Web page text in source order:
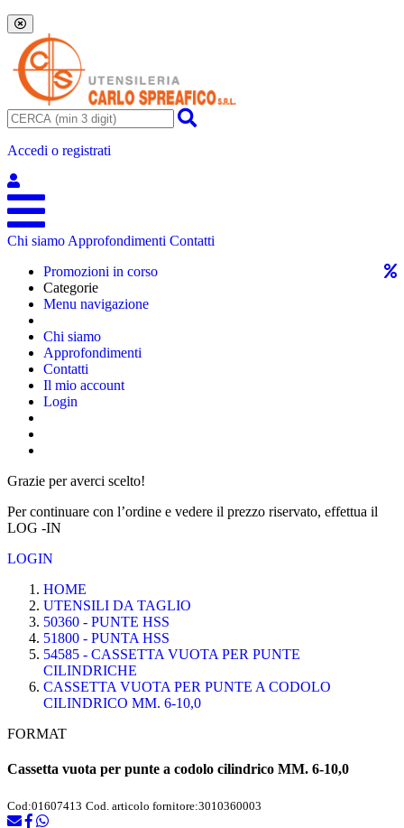
Accedi o registrati
Chi siamo Approfondimenti Contatti
Promozioni in corso
Categorie
Menu navigazione
Chi siamo
Approfondimenti
Contatti
Il mio account
Login
Grazie per averci scelto!
Per continuare con l’ordine e vedere il prezzo riservato, effettua il
LOG -IN
LOGIN
HOME
UTENSILI DA TAGLIO
50360 - PUNTE HSS
51800 - PUNTA HSS
54585 - CASSETTA VUOTA PER PUNTE
CILINDRICHE
CASSETTA VUOTA PER PUNTE A CODOLO
CILINDRICO MM. 6-10,0
FORMAT
Cassetta vuota per punte a codolo cilindrico MM. 6-10,0
Cod:01607413 Cod. articolo fornitore:3010360003